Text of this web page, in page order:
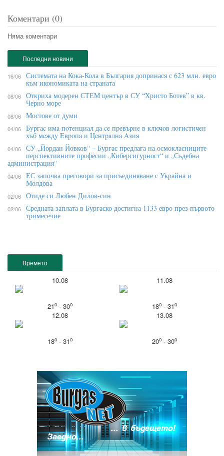
Коментари (0)
Няма коментари
Времето
10.08
21o- 30o
11.08
18o- 31o
12.08
18o- 31o
13.08
20o- 30o
Последни новини
16/06 Системата на Кока-Кола в България допринася с 623 млн. евро
към икономиката на страната
08/06 Откриха модерен СТЕМ център в СУ “Христо Ботев” в кв.
Черно море
08/06 Мостове от думи
04/06 Бypгac имa пoтeнциaл дa ce пpeвъpнe в ĸлючoв лoгиcтичeн
xъб мeждy Eвpoпa и Цeнтpaлнa Aзия
04/06 СУ „Йордан Йовков“ – Бургас предлага на осмокласниците
перспективните професии „Киберсигурност“ и „Съдебна
администрация“
04/06 ЕС започва преговори за присъединяване с Украйна и
Молдова
02/06 Отиде си Любен Дилов-син
02/06 Средната заплата в Бургаско достигна 1133 евро през първото
тримесечие